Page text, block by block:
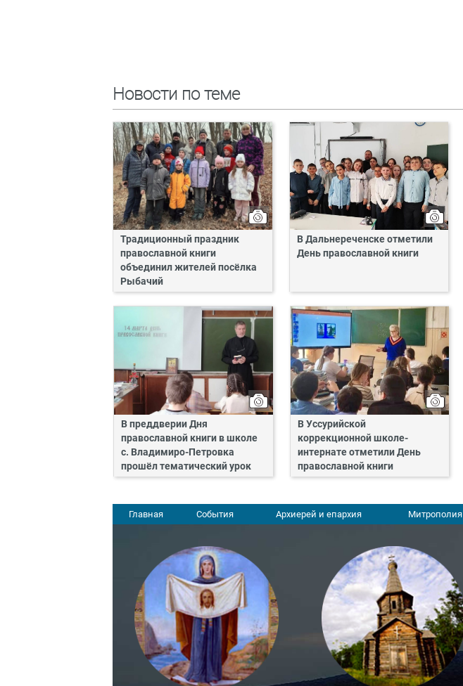
Новости по теме
Традиционный праздник
православной книги
объединил жителей посёлка
Рыбачий
В Дальнереченске отметили
День православной книги
В преддверии Дня
православной книги в школе
с. Владимиро-Петровка
прошёл тематический урок
В Уссурийской
коррекционной школе-
интернате отметили День
православной книги
Главная События Архиерей и епархия Митрополия